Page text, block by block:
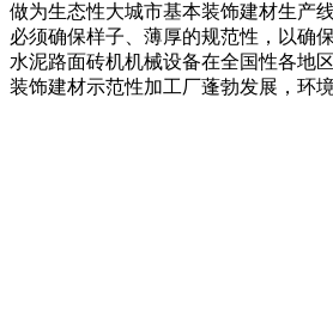
做为生态性大城市基本装饰建材生产
必须确保样子、薄厚的规范性，以确
水泥路面砖机机械设备在全国性各地
装饰建材示范性加工厂蓬勃发展，环